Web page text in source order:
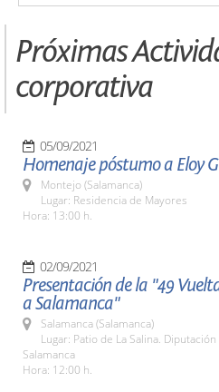
Próximas
corporativa
05/09/2021
Homenaje póstumo a Eloy
Montejo (Salamanca)
Lugar: Residencia de Mayores
Hora: 13:00 h.
02/09/2021
Presentación de la "49
a Salamanca"
Salamanca (Salamanca)
Lugar: Patio de La Salina. Diputación
Salamanca
Hora: 12:00 h.